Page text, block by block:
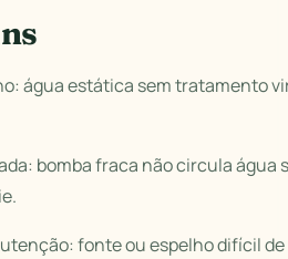
água estática sem tratamento
bomba fraca não circula água
fonte ou espelho difícil